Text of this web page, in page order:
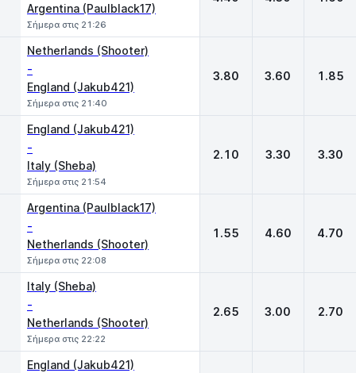
Argentina (Paulblack17)
Σήμερα στις 21:26
Netherlands (Shooter)
-
England (Jakub421)
Σήμερα στις 21:40
3.80 3.60 1.85
England (Jakub421)
-
Italy (Sheba)
Σήμερα στις 21:54
2.10 3.30 3.30
Argentina (Paulblack17)
-
Netherlands (Shooter)
Σήμερα στις 22:08
1.55 4.60 4.70
Italy (Sheba)
-
Netherlands (Shooter)
Σήμερα στις 22:22
2.65 3.00 2.70
England (Jakub421)